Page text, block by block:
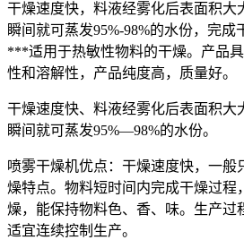
干燥速度快，料液经雾化后表面积大
瞬间就可蒸发95%-98%的水份，完成
***适用于热敏性物料的干燥。产品
性和溶解性，产品纯度高，质量好。
干燥速度快、料液经雾化后表面积大
瞬间就可蒸发95%—98%的水份。
喷雾干燥机优点：干燥速度快，一般
燥特点。物料短时间内完成干燥过程
燥，能保持物料色、香、味。生产过
适宜连续控制生产。